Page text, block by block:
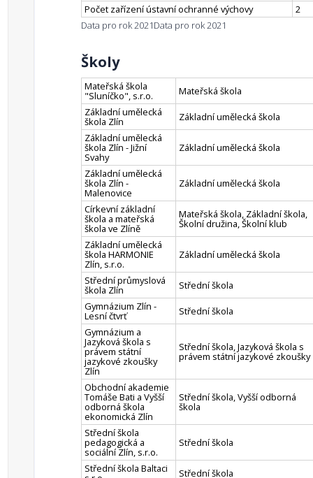
Počet zařízení ústavní ochranné výchovy
2
Data pro rok 2021Data pro rok 2021
Školy
Mateřská škola
"Sluníčko", s.r.o.
Mateřská škola
Základní umělecká
škola Zlín
Základní umělecká škola
Základní umělecká
škola Zlín - Jižní
Svahy
Základní umělecká škola
Základní umělecká
škola Zlín -
Malenovice
Základní umělecká škola
Církevní základní
škola a mateřská
škola ve Zlíně
Mateřská škola, Základní škola,
Školní družina, Školní klub
Základní umělecká
škola HARMONIE
Zlín, s.r.o.
Základní umělecká škola
Střední průmyslová
škola Zlín
Střední škola
Gymnázium Zlín -
Lesní čtvrť
Střední škola
Gymnázium a
Jazyková škola s
právem státní
jazykové zkoušky
Zlín
Střední škola, Jazyková škola s
právem státní jazykové zkoušky
Obchodní akademie
Tomáše Bati a Vyšší
odborná škola
ekonomická Zlín
Střední škola, Vyšší odborná
škola
Střední škola
pedagogická a
sociální Zlín, s.r.o.
Střední škola
Střední škola Baltaci
Střední škola